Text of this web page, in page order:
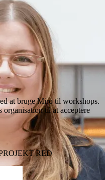
at bruge Miro til workshops.
til at acceptere
RED